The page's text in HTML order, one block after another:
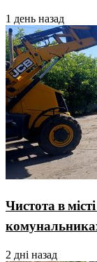
1 день назад
Чистота в
2 дні назад